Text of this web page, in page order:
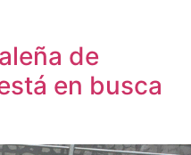
de
en busca